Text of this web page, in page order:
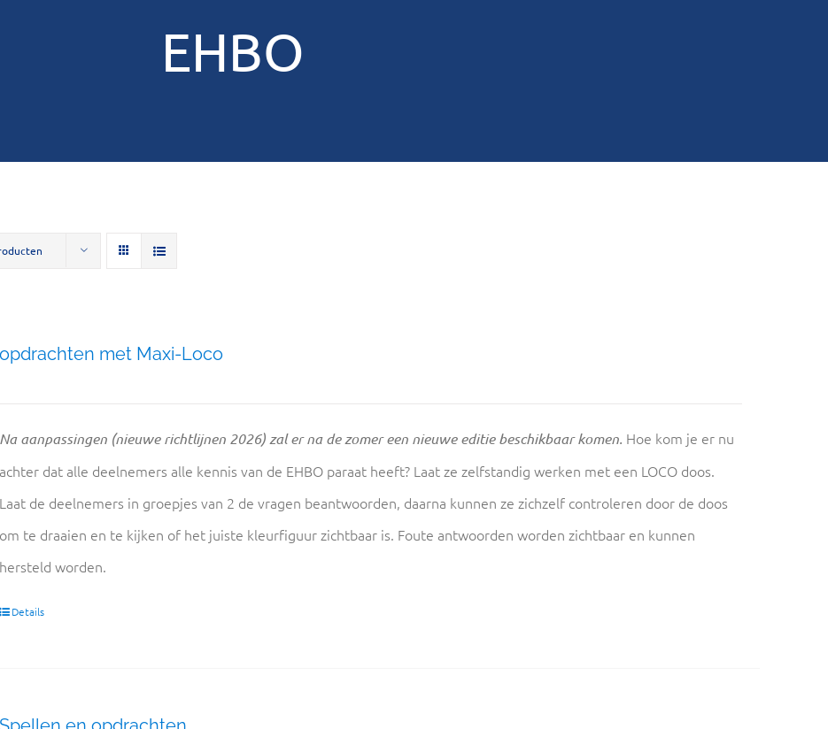
EHBO
opdrachten met Maxi-Loco
Na aanpassingen (nieuwe richtlijnen 2026) zal er na de zomer een nieuwe editie beschikbaar komen. Hoe kom je er nu
achter dat alle deelnemers alle kennis van de EHBO paraat heeft? Laat ze zelfstandig werken met een LOCO doos.
Laat de deelnemers in groepjes van 2 de vragen beantwoorden, daarna kunnen ze zichzelf controleren door de doos
om te draaien en te kijken of het juiste kleurfiguur zichtbaar is. Foute antwoorden worden zichtbaar en kunnen
hersteld worden.
Details